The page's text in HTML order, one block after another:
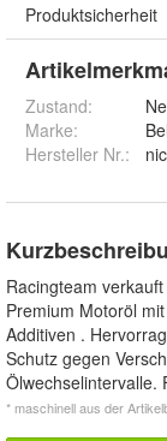
Produktsicherheit
Zustand:
Marke:
Hersteller Nr.:
Racingteam
Premium Motoröl
Additiven .
Schutz gegen
Ölwechselintervalle.
* maschinell aus der